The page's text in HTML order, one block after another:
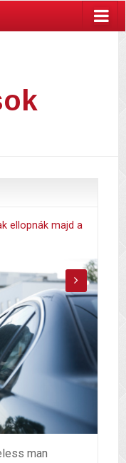
ellopnák majd a
man